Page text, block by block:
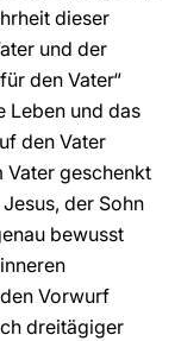
dieser
und der
den Vater“
Leben und das
den Vater
geschenkt
der Sohn
bewusst
Vorwurf
dreitägiger